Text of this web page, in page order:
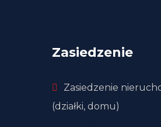
Zasiedzenie
Zasiedzenie
(działki, domu)